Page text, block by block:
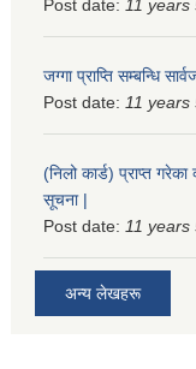
Post date: 11
जग्गा प्राप्ति सम्बन्धि
Post date: 11
(निलो कार्ड) प्राप्त गरेका
सूचना |
Post date: 11
अन्य लेखहरू